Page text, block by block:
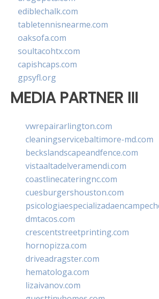
ediblechalk.com
tabletennisnearme.com
oaksofa.com
soultacohtx.com
capishcaps.com
gpsyfl.org
MEDIA PARTNER III
vwrepairarlington.com
cleaningservicebaltimore-md.com
beckslandscapeandfence.com
vistaaltadelveramendi.com
coastlinecateringnc.com
cuesburgershouston.com
dmtacos.com
crescentstreetprinting.com
hornopizza.com
driveadragster.com
hematologa.com
lizaivanov.com